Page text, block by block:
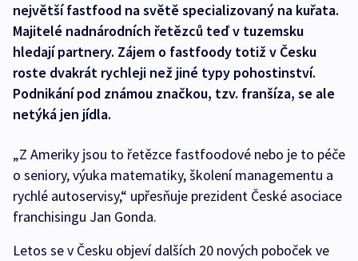
největší fastfood na světě specializovaný na kuřata.
Majitelé nadnárodních řetězců teď v tuzemsku
hledají partnery. Zájem o fastfoody totiž v Česku
roste dvakrát rychleji než jiné typy pohostinství.
Podnikání pod známou značkou, tzv. franšíza, se ale
netýká jen jídla.
„Z Ameriky jsou to řetězce fastfoodové nebo je to péče
o seniory, výuka matematiky, školení managementu a
rychlé autoservisy,“ upřesňuje prezident České asociace
franchisingu Jan Gonda.
Letos se v Česku objeví dalších 20 nových poboček ve